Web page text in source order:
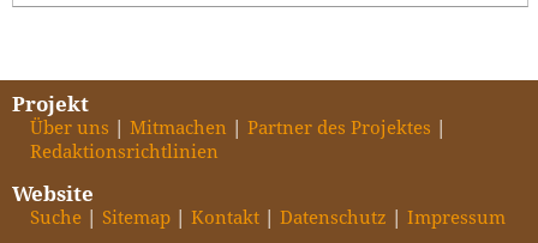
Projekt
Über uns Mitmachen
Partner des Projektes
Redaktionsrichtlinien
Website
Suche Sitemap Kontakt Datenschutz Impressum